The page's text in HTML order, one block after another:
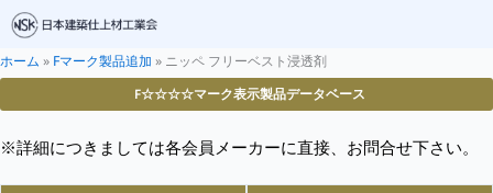
ホーム » Fマーク製品追加 » ニッペ フリーベスト浸透剤
F☆☆☆☆マーク表示製品データベース
※詳細につきましては各会員メーカーに直接、お問合せ下さい。